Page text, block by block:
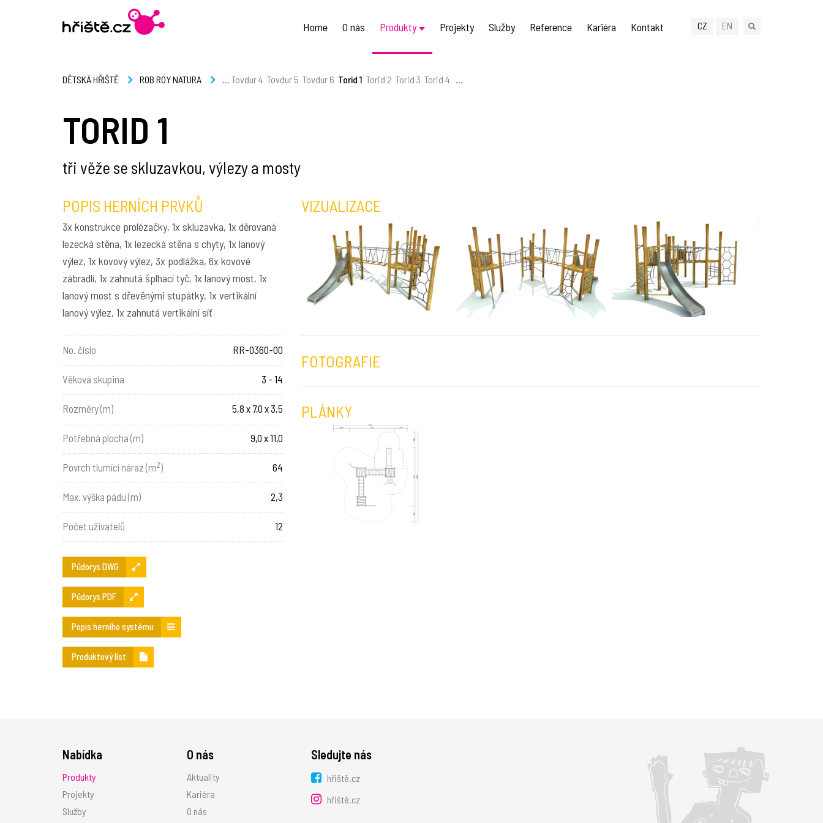
CZ EN
Home O nás Produkty Projekty Služby Reference Kariéra Kontakt
DĚTSKÁ HŘIŠTĚ ROB ROY NATURA ... Tovdur 4 Tovdur 5 Tovdur 6 Torid 1 Torid 2 Torid 3 Torid 4 ...
TORID 1
tři věže se skluzavkou, výlezy a mosty
POPIS HERNÍCH PRVKŮ
3x konstrukce prolézačky, 1x skluzavka, 1x děrovaná
lezecká stěna, 1x lezecká stěna s chyty, 1x lanový
výlez, 1x kovový výlez, 3x podlážka, 6x kovové
zábradlí, 1x zahnutá šplhací tyč, 1x lanový most, 1x
lanový most s dřevěnými stupátky, 1x vertikální
lanový výlez, 1x zahnutá vertikální síť
No. číslo RR-0360-00
Věková skupina 3 - 14
Rozměry (m) 5,8 x 7,0 x 3,5
Potřebná plocha (m) 9,0 x 11,0
Povrch tlumící náraz (m2) 64
Max. výška pádu (m) 2,3
Počet uživatelů 12
Půdorys DWG
Půdorys PDF
Popis herního systému
Produktový list
VIZUALIZACE
FOTOGRAFIE
PLÁNKY
Nabídka
Produkty
Projekty
Služby
O nás
Aktuality
Kariéra
O nás
Sledujte nás
hřiště.cz
hřiště.cz